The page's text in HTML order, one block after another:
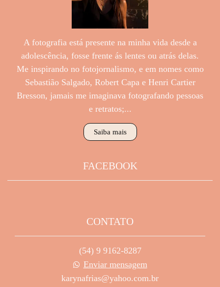
A fotografia está presente na minha vida desde a
adolescência, fosse frente ás lentes ou atrás delas.
Me inspirando no fotojornalismo, e em nomes como
Sebastião Salgado, Robert Capa e Henri Cartier
Bresson, jamais me imaginava fotografando pessoas
e retratos;...
Saiba mais
FACEBOOK
CONTATO
(54) 9 9162-8287
Enviar mensagem
karynafrias@yahoo.com.br